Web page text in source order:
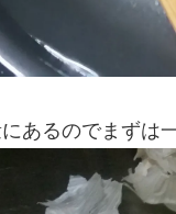
あるのでまずは